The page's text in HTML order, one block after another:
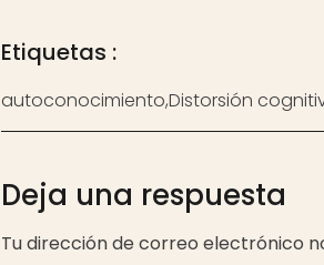
Etiquetas :
autoconocimiento,Distorsión
Deja una respuesta
Tu dirección de correo electrónico